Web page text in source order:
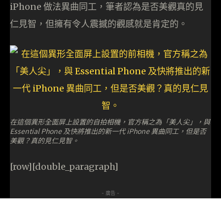
iPhone 做法異曲同工，筆者認為是否美觀真的見
仁見智，但擁有令人震撼的觀感就是肯定的。
在這個異形全面屏上設置的自拍相機，官方稱之為「美人尖」，與
Essential Phone 及快將推出的新一代 iPhone 異曲同工，但是否
美觀？真的見仁見智。
[row][double_paragraph]
- 廣告 -